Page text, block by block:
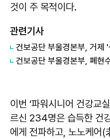
것이 주 목적이다.
관련기사
건보공단 부울경본부, 폐현
이번 ‘파워시니어 건강교
르신 234명은 습득한 건
에게 전파하고, 노노케어